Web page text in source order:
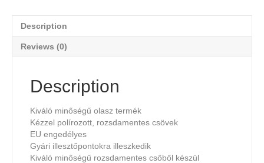
Description
Reviews (0)
Description
Kiváló minőségű olasz termék
Kézzel polírozott, rozsdamentes csövek
EU engedélyes
Gyári illesztőpontokra illeszkedik
Kiváló minőségű rozsdamentes csőből készül